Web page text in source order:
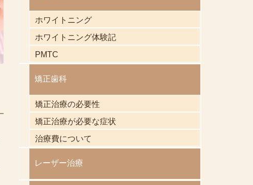
ホワイトニング
ホワイトニング体験記
PMTC
矯正歯科
矯正治療の必要性
矯正治療が必要な症状
治療費について
レーザー治療